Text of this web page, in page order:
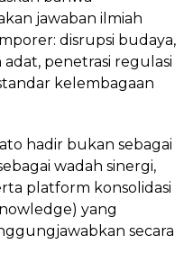
jawaban ilmiah
disrupsi budaya,
penetrasi regulasi
kelembagaan
hadir bukan sebagai
wadah sinergi,
platform konsolidasi
yang
secara